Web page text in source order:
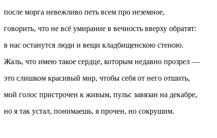
после морга невежливо петь всем про неземное,
говорить, что не всё умирание в вечность вверху обратят:
в нас останутся люди и вещи кладбищенскою стеною.
Жаль, что имею такое сердце, которым недавно прозрел —
это слишком красивый мир, чтобы себя от него отшить,
мой голос пристрочен к живым, пульс завязан на декабре,
но я так устал, понимаешь, я прочен, но сокрушим.